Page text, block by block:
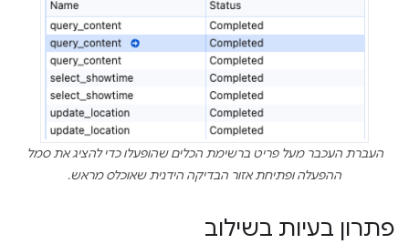
העברת העכבר מעל פריט ברשימת הכלים שהופעלו כדי להציג את סמל
ההפעלה ופתיחת אזור הבדיקה הידנית שאוכלס מראש.
פתרון בעיות בשילוב